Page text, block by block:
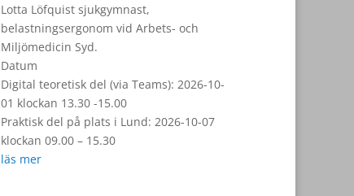
Lotta Löfquist sjukgymnast,
belastningsergonom vid Arbets- och
Miljömedicin Syd.
Datum
Digital teoretisk del (via Teams): 2026-10-
01 klockan 13.30 -15.00
Praktisk del på plats i Lund: 2026-10-07
klockan 09.00 – 15.30
läs mer